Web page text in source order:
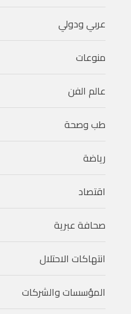
عربي ودولي
منوعات
عالم الفن
طب وصحة
رياضة
اقتصاد
صحافة عبرية
انتهاكات الاحتلال
المؤسسات والشركات